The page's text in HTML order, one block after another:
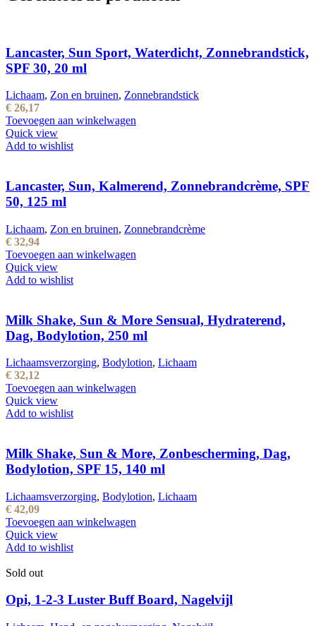
Lancaster, Sun Sport, Waterdicht, Zonnebrandstick,
SPF 30, 20 ml
Lichaam, Zon en bruinen, Zonnebrandstick
€ 26,17
Toevoegen aan winkelwagen
Quick view
Add to wishlist
Lancaster, Sun, Kalmerend, Zonnebrandcrème, SPF
50, 125 ml
Lichaam, Zon en bruinen, Zonnebrandcrème
€ 32,94
Toevoegen aan winkelwagen
Quick view
Add to wishlist
Milk Shake, Sun & More Sensual, Hydraterend,
Dag, Bodylotion, 250 ml
Lichaamsverzorging, Bodylotion, Lichaam
€ 32,12
Toevoegen aan winkelwagen
Quick view
Add to wishlist
Milk Shake, Sun & More, Zonbescherming, Dag,
Bodylotion, SPF 15, 140 ml
Lichaamsverzorging, Bodylotion, Lichaam
€ 42,09
Toevoegen aan winkelwagen
Quick view
Add to wishlist
Sold out
Opi, 1-2-3 Luster Buff Board, Nagelvijl